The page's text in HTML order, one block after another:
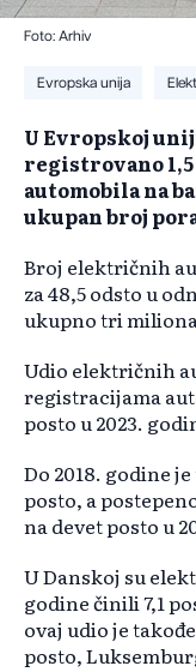
Foto: Arhiv
Evropska unija
U Evropskoj
registrovano
automobila na
ukupan broj
Broj električnih
za 48,5 odsto u
ukupno tri
Udio električnih
registracijama
posto u 2023.
Do 2018. godine
posto, a
na devet posto u
U Danskoj su
godine činili 7,1
ovaj udio je
posto,